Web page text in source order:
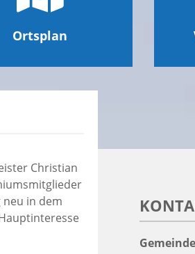
Ortsplan
Christian
neu in dem